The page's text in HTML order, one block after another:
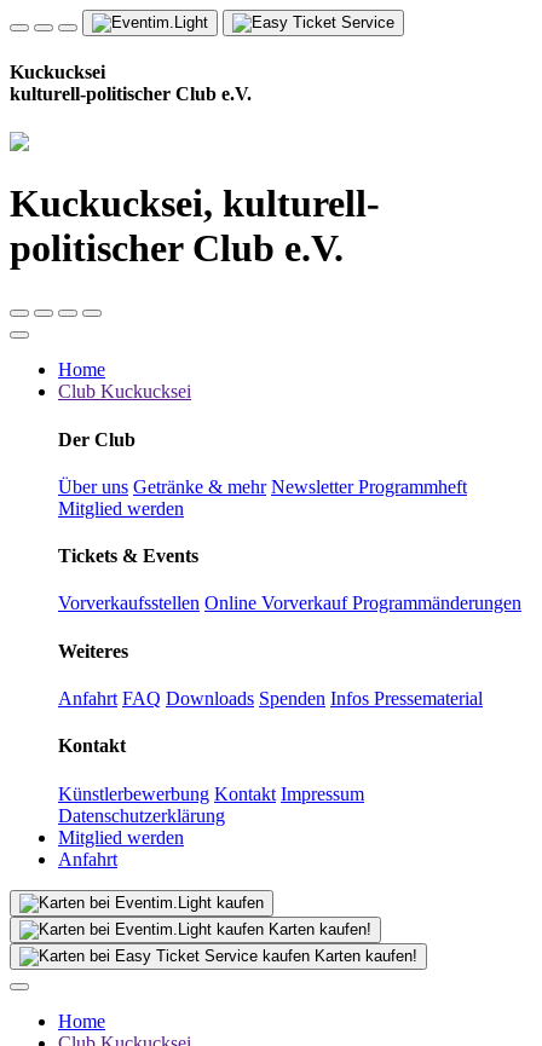
Kuckucksei
kulturell-politischer Club e.V.
Kuckucksei, kulturell-
politischer Club e.V.
Home
Club Kuckucksei
Der Club
Über uns Getränke & mehr NewsletterProgrammheft
Mitglied werden
Tickets & Events
Vorverkaufsstellen Online VorverkaufProgrammänderungen
Weiteres
Anfahrt FAQ Downloads Spenden Infos Pressematerial
Kontakt
Künstlerbewerbung Kontakt Impressum
Datenschutzerklärung
Mitglied werden
Anfahrt
Karten kaufen!
Karten kaufen!
Home